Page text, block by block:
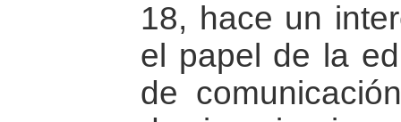
18, hace un
el papel de la
de